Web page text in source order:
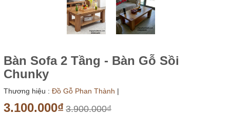
Bàn Sofa 2 Tầng - Bàn Gỗ Sồi
Chunky
Thương hiệu : Đồ Gỗ Phan Thành |
3.100.000₫ 3.900.000₫